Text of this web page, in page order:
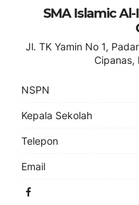
SMA Islamic
Jl. TK Yamin No 1,
Cipanas,
NSPN
Kepala Sekolah
Telepon
Email